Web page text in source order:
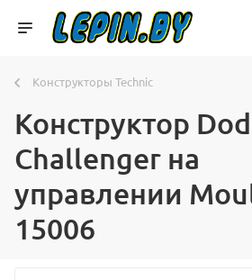
Конструкторы Technic
Конструктор
Challenger на
управлении
15006